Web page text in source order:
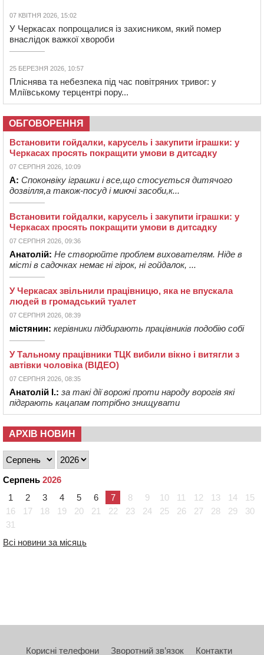
07 КВІТНЯ 2026, 15:02
У Черкасах попрощалися із захисником, який помер
внаслідок важкої хвороби
25 БЕРЕЗНЯ 2026, 10:57
Пліснява та небезпека під час повітряних тривог: у
Мліївському терцентрі пору...
ОБГОВОРЕННЯ
Встановити гойдалки, карусель і закупити іграшки: у
Черкасах просять покращити умови в дитсадку
07 СЕРПНЯ 2026, 10:09
А: Споконвіку іграшки і все,що стосується дитячого
дозвілля,а також-посуд і миючі засоби,к...
Встановити гойдалки, карусель і закупити іграшки: у
Черкасах просять покращити умови в дитсадку
07 СЕРПНЯ 2026, 09:36
Анатолій: Не створюйте проблем вихователям. Ніде в
місті в садочках немає ні гірок, ні гойдалок, ...
У Черкасах звільнили працівницю, яка не впускала
людей в громадський туалет
07 СЕРПНЯ 2026, 08:39
містянин: керівники підбирають працівників подобію собі
У Тальному працівники ТЦК вибили вікно і витягли з
автівки чоловіка (ВІДЕО)
07 СЕРПНЯ 2026, 08:35
Анатолій І.: за такі дії ворожі проти народу ворогів які
підграють кацапам потрібно знищувати
АРХІВ НОВИН
Серпень 2026
1
2 3 4 5 6 7 8 9 10 11 12 13 14
15
16
17 18 19 20 21 22 23 24 25 26 27 28 29
30
31
Всі новини за місяць
Корисні телефони Зворотний зв’язок Контакти